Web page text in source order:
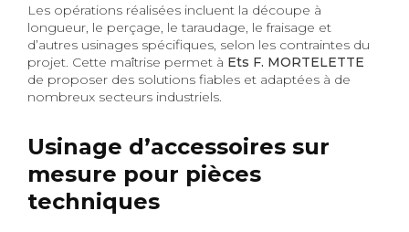
Les opérations réalisées incluent la découpe à
longueur, le perçage, le taraudage, le fraisage et
d’autres usinages spécifiques, selon les contraintes du
projet. Cette maîtrise permet à Ets F. MORTELETTE
de proposer des solutions fiables et adaptées à de
nombreux secteurs industriels.
Usinage d’accessoires sur
mesure pour pièces
techniques